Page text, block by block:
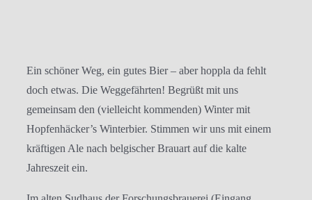
Ein schöner Weg, ein gutes Bier – aber hoppla da fehlt
doch etwas. Die Weggefährten! Begrüßt mit uns
gemeinsam den (vielleicht kommenden) Winter mit
Hopfenhäcker’s Winterbier. Stimmen wir uns mit einem
kräftigen Ale nach belgischer Brauart auf die kalte
Jahreszeit ein.